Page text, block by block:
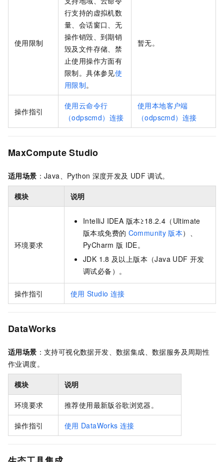
使用限制
行支持的虚拟机数
量、会话窗口、无
操作销毁、到期销
毁及文件存储、禁
止使用操作方面有
限制。具体参见使
用限制。
暂无。
操作指引
使用云命令行
（odpscmd）连接
使用本地客户端
（odpscmd）连接
MaxCompute Studio
适用场景 ：Java、Python 深度开发及 UDF 调试。
模块 说明
环境要求
IntelliJ IDEA 版本≥18.2.4（Ultimate
版本或免费的 Community 版本）、
PyCharm 版 IDE。
JDK 1.8 及以上版本（Java UDF 开发
调试必备）。
操作指引 使用 Studio 连接
DataWorks
适用场景 ：支持可视化数据开发、数据集成、数据服务及周期性
作业调度。
模块 说明
环境要求 推荐使用最新版谷歌浏览器。
操作指引 使用 DataWorks 连接